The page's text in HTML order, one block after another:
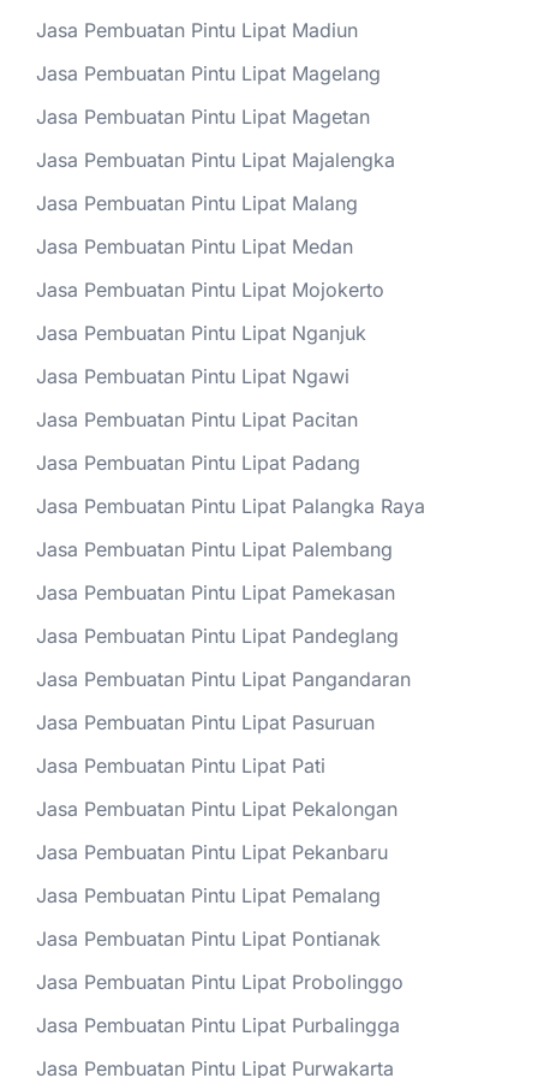
Jasa Pembuatan Pintu Lipat Madiun
Jasa Pembuatan Pintu Lipat Magelang
Jasa Pembuatan Pintu Lipat Magetan
Jasa Pembuatan Pintu Lipat Majalengka
Jasa Pembuatan Pintu Lipat Malang
Jasa Pembuatan Pintu Lipat Medan
Jasa Pembuatan Pintu Lipat Mojokerto
Jasa Pembuatan Pintu Lipat Nganjuk
Jasa Pembuatan Pintu Lipat Ngawi
Jasa Pembuatan Pintu Lipat Pacitan
Jasa Pembuatan Pintu Lipat Padang
Jasa Pembuatan Pintu Lipat Palangka Raya
Jasa Pembuatan Pintu Lipat Palembang
Jasa Pembuatan Pintu Lipat Pamekasan
Jasa Pembuatan Pintu Lipat Pandeglang
Jasa Pembuatan Pintu Lipat Pangandaran
Jasa Pembuatan Pintu Lipat Pasuruan
Jasa Pembuatan Pintu Lipat Pati
Jasa Pembuatan Pintu Lipat Pekalongan
Jasa Pembuatan Pintu Lipat Pekanbaru
Jasa Pembuatan Pintu Lipat Pemalang
Jasa Pembuatan Pintu Lipat Pontianak
Jasa Pembuatan Pintu Lipat Probolinggo
Jasa Pembuatan Pintu Lipat Purbalingga
Jasa Pembuatan Pintu Lipat Purwakarta